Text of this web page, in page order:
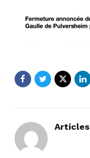
Articles